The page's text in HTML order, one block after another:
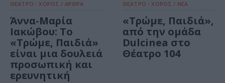
ΘΕΑΤΡΟ - ΧΟΡΟΣ / ΑΡΘΡΑ
Άννα-Μαρία
Ιακώβου: Το
«Τρώμε, Παιδιά»
είναι μια δουλειά
προσωπική και
ερευνητική
ΘΕΑΤΡΟ - ΧΟΡΟΣ / ΝΕΑ
«Τρώμε, Παιδιά»,
από την ομάδα
Dulcinea στο
Θέατρο 104